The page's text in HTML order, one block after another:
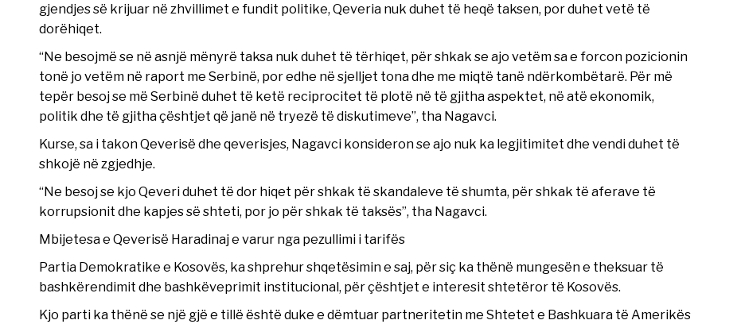
gjendjes së krijuar në zhvillimet e fundit politike, Qeveria nuk duhet të heqë taksen, por duhet vetë të
dorëhiqet.
“Ne besojmë se në asnjë mënyrë taksa nuk duhet të tërhiqet, për shkak se ajo vetëm sa e forcon pozicionin
tonë jo vetëm në raport me Serbinë, por edhe në sjelljet tona dhe me miqtë tanë ndërkombëtarë. Për më
tepër besoj se më Serbinë duhet të ketë reciprocitet të plotë në të gjitha aspektet, në atë ekonomik,
politik dhe të gjitha çështjet që janë në tryezë të diskutimeve”, tha Nagavci.
Kurse, sa i takon Qeverisë dhe qeverisjes, Nagavci konsideron se ajo nuk ka legjitimitet dhe vendi duhet të
shkojë në zgjedhje.
“Ne besoj se kjo Qeveri duhet të dor hiqet për shkak të skandaleve të shumta, për shkak të aferave të
korrupsionit dhe kapjes së shteti, por jo për shkak të taksës”, tha Nagavci.
Mbijetesa e Qeverisë Haradinaj e varur nga pezullimi i tarifës
Partia Demokratike e Kosovës, ka shprehur shqetësimin e saj, për siç ka thënë mungesën e theksuar të
bashkërendimit dhe bashkëveprimit institucional, për çështjet e interesit shtetëror të Kosovës.
Kjo parti ka thënë se një gjë e tillë është duke e dëmtuar partneritetin me Shtetet e Bashkuara të Amerikës